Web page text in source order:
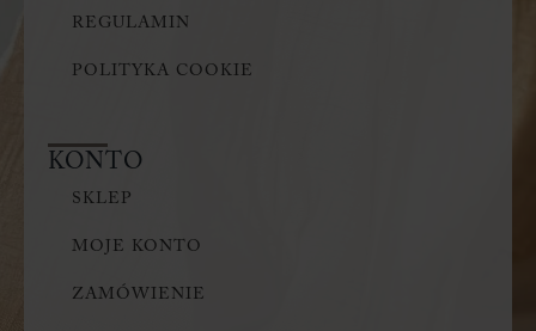
REGULAMIN
POLITYKA COOKIE
KONTO
SKLEP
MOJE KONTO
ZAMÓWIENIE